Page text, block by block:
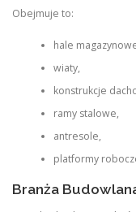
Obejmuje to:
hale
wiaty,
konstrukcje
ramy stalowe,
antresole,
platformy
Branża